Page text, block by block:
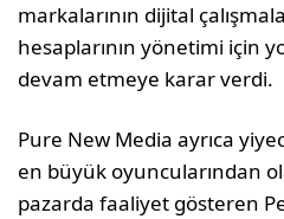
markalarının dijital
hesaplarının yönetimi için
devam etmeye karar verdi.
Pure New Media ayrıca
en büyük oyuncularından
pazarda faaliyet gösteren